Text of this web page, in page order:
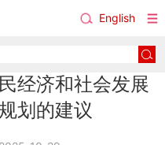
English
经济和社会发展
划的建议